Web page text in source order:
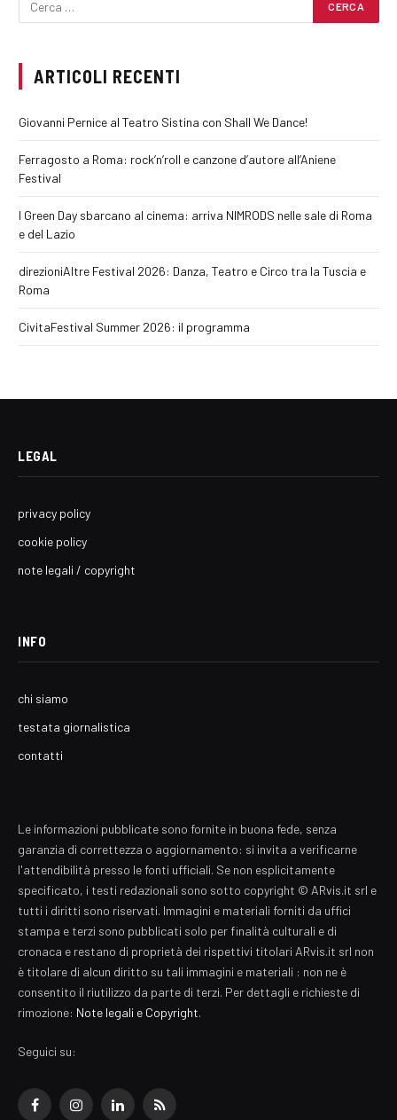
ARTICOLI RECENTI
Giovanni Pernice al Teatro Sistina con Shall We Dance!
Ferragosto a Roma: rock’n’roll e canzone d’autore all’Aniene
Festival
I Green Day sbarcano al cinema: arriva NIMRODS nelle sale di Roma
e del Lazio
direzioniAltre Festival 2026: Danza, Teatro e Circo tra la Tuscia e
Roma
CivitaFestival Summer 2026: il programma
LEGAL
privacy policy
cookie policy
note legali / copyright
INFO
chi siamo
testata giornalistica
contatti
Le informazioni pubblicate sono fornite in buona fede, senza
garanzia di correttezza o aggiornamento: si invita a verificarne
l'attendibilità presso le fonti ufficiali. Se non esplicitamente
specificato, i testi redazionali sono sotto copyright © ARvis.it srl e
tutti i diritti sono riservati. Immagini e materiali forniti da uffici
stampa e terzi sono pubblicati solo per finalità culturali e di
cronaca e restano di proprietà dei rispettivi titolari ARvis.it srl non
è titolare di alcun diritto su tali immagini e materiali : non ne è
consentito il riutilizzo da parte di terzi. Per dettagli e richieste di
rimozione: Note legali e Copyright.
Seguici su:
FacebookInstagramLinkedInRSS